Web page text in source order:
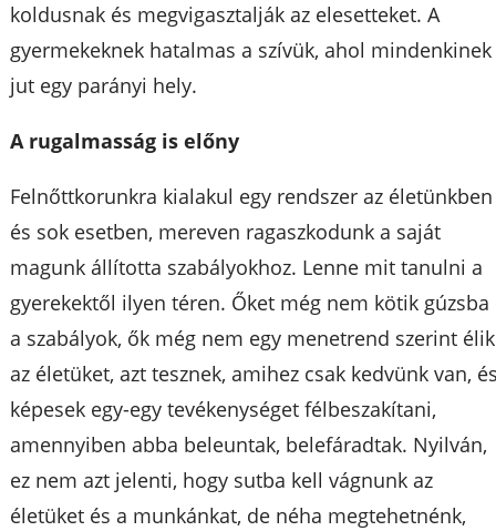
koldusnak és megvigasztalják az elesetteket. A
gyermekeknek hatalmas a szívük, ahol mindenkinek
jut egy parányi hely.
A rugalmasság is előny
Felnőttkorunkra kialakul egy rendszer az életünkben
és sok esetben, mereven ragaszkodunk a saját
magunk állította szabályokhoz. Lenne mit tanulni a
gyerekektől ilyen téren. Őket még nem kötik gúzsba
a szabályok, ők még nem egy menetrend szerint élik
az életüket, azt tesznek, amihez csak kedvünk van,
képesek egy-egy tevékenységet félbeszakítani,
amennyiben abba beleuntak, belefáradtak. Nyilván,
ez nem azt jelenti, hogy sutba kell vágnunk az
életüket és a munkánkat, de néha megtehetnénk,